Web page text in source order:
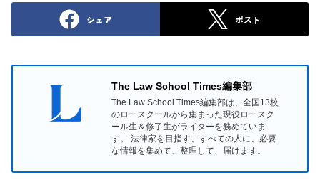
シェア ポスト
The Law School Times編集部
The Law School Times編集部は、全国13校
のロースクールから集まった現役ロースク
ール生＆修了生がライターを務めていま
す。 法律家を目指す、すべての人に、必要
な情報を集めて、整理して、届けます。